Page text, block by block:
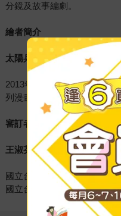
分鏡及故事編劇。
繪者簡介
太陽兵團
2013年因「X尋寶探險隊」
列漫畫的草稿、下墨、人物
審訂者簡介
王淑芬
國立台灣師範大學歷史系博士
國立台北教育大學社會與區